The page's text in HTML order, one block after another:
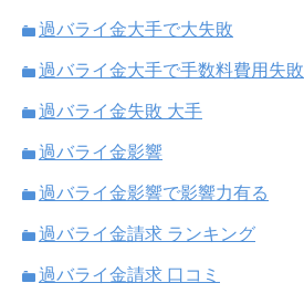
過バライ金大手で大失敗
過バライ金大手で手数料費用失敗
過バライ金失敗 大手
過バライ金影響
過バライ金影響で影響力有る
過バライ金請求 ランキング
過バライ金請求 口コミ